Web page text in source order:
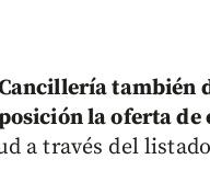
también
la oferta de
a través del